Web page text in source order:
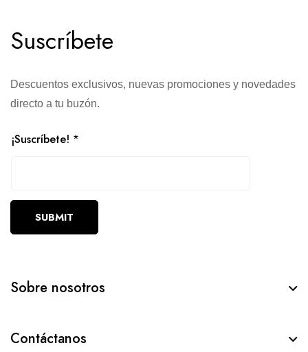
Suscríbete
Descuentos exclusivos, nuevas promociones y novedades
directo a tu buzón.
¡Suscríbete! *
SUBMIT
Sobre nosotros
Contáctanos